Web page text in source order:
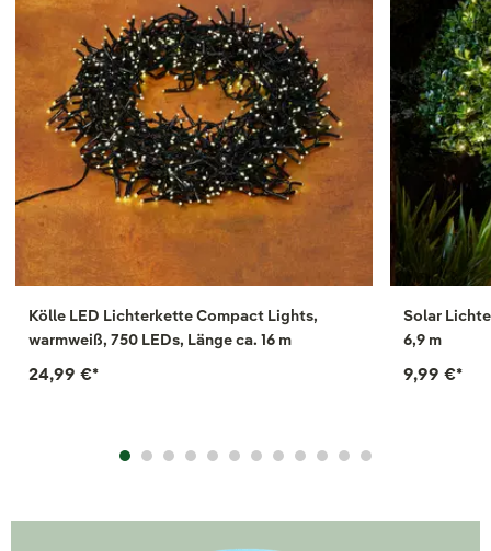
Kölle LED Lichterkette Compact Lights,
warmweiß, 750 LEDs, Länge ca. 16 m
24,99 €*
Solar
6,9 m
9,99 €*